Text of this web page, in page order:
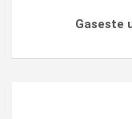
Gaseste